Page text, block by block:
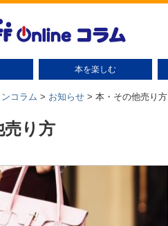
本を楽しむ
本の扱い方
本の保管
読書グッズ
読書術
本の豆知識・雑学
本のさがし方
コラム > お知らせ > 本・その他売り方
売り方